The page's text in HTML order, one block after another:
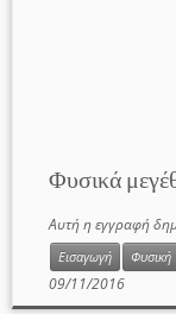
Φυσικά
Αυτή η εγγραφή
Εισαγωγή
Φυσική
09/11/2016